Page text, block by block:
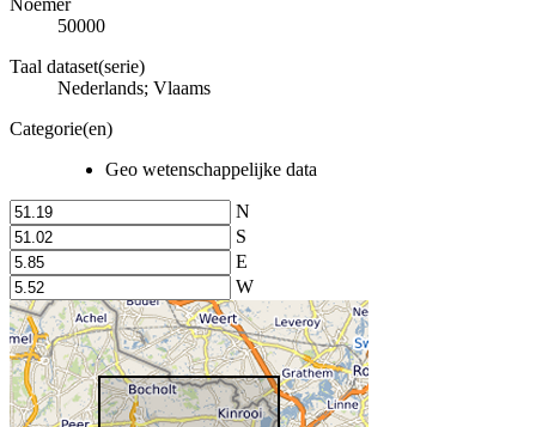
50000
Taal dataset(serie)
Nederlands; Vlaams
Categorie(en)
Geo wetenschappelijke data
N
S
E
W